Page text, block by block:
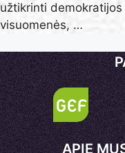
užtikrinti
visuomenės, …
APIE